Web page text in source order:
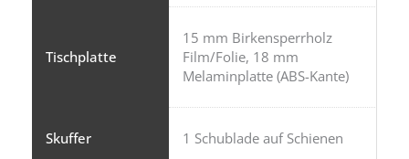
Tischplatte
15 mm Birkensperrholz
Film/Folie, 18 mm
Melaminplatte (ABS-Kante)
Skuffer 1 Schublade auf Schienen